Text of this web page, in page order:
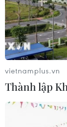
tại Nghĩa
định ADN
07/08/2026 05:29
Nhịp
dội, Áo dài -
sông Hàn
07/08/2026 04:39
vietnamplus.vn
Thành lập